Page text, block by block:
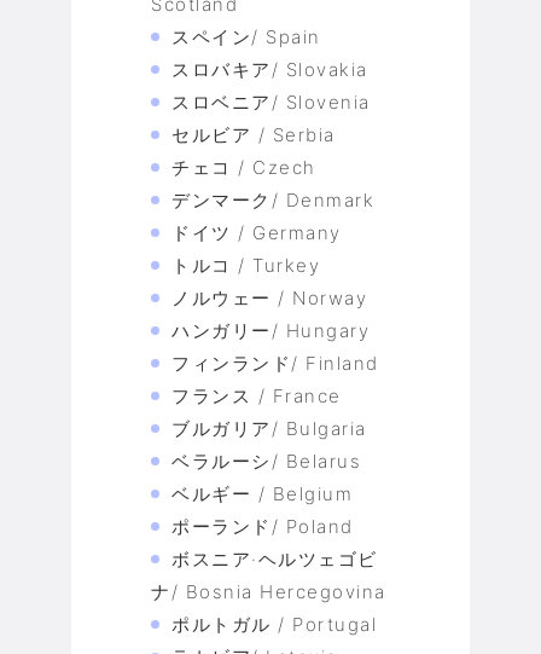
スペイン/ Spain
スロバキア/ Slovakia
スロベニア/ Slovenia
セルビア / Serbia
チェコ / Czech
デンマーク/ Denmark
ドイツ / Germany
トルコ / Turkey
ノルウェー / Norway
ハンガリー/ Hungary
フィンランド/ Finland
フランス / France
ブルガリア/ Bulgaria
ベラルーシ/ Belarus
ベルギー / Belgium
ポーランド/ Poland
ボスニア·ヘルツェゴビ
ナ/ Bosnia Hercegovina
ポルトガル / Portugal